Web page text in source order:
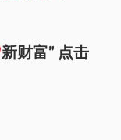
新财富” 点击